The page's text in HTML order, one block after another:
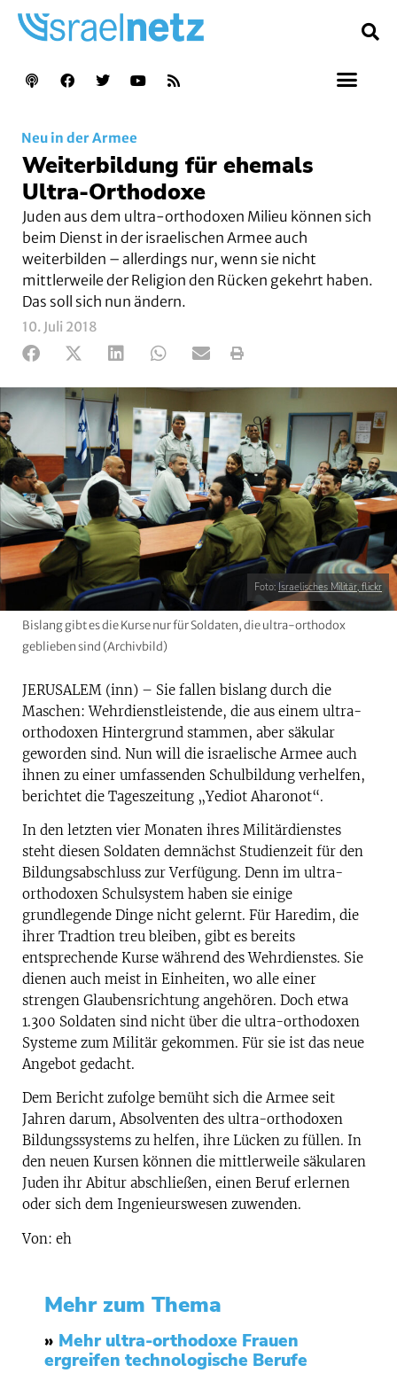
Neu in der Armee
Weiterbildung für ehemals
Ultra-Orthodoxe
Juden aus dem ultra-orthodoxen Milieu können sich
beim Dienst in der israelischen Armee auch
weiterbilden – allerdings nur, wenn sie nicht
mittlerweile der Religion den Rücken gekehrt haben.
Das soll sich nun ändern.
10. Juli 2018
Foto: Israelisches Militär, flickr
Bislang gibt es die Kurse nur für Soldaten, die ultra-orthodox
geblieben sind (Archivbild)
JERUSALEM (inn) – Sie fallen bislang durch die
Maschen: Wehrdienstleistende, die aus einem ultra-
orthodoxen Hintergrund stammen, aber säkular
geworden sind. Nun will die israelische Armee auch
ihnen zu einer umfassenden Schulbildung verhelfen,
berichtet die Tageszeitung „Yediot Aharonot“.
In den letzten vier Monaten ihres Militärdienstes
steht diesen Soldaten demnächst Studienzeit für den
Bildungsabschluss zur Verfügung. Denn im ultra-
orthodoxen Schulsystem haben sie einige
grundlegende Dinge nicht gelernt. Für Haredim, die
ihrer Tradtion treu bleiben, gibt es bereits
entsprechende Kurse während des Wehrdienstes. Sie
dienen auch meist in Einheiten, wo alle einer
strengen Glaubensrichtung angehören. Doch etwa
1.300 Soldaten sind nicht über die ultra-orthodoxen
Systeme zum Militär gekommen. Für sie ist das neue
Angebot gedacht.
Dem Bericht zufolge bemüht sich die Armee seit
Jahren darum, Absolventen des ultra-orthodoxen
Bildungssystems zu helfen, ihre Lücken zu füllen. In
den neuen Kursen können die mittlerweile säkularen
Juden ihr Abitur abschließen, einen Beruf erlernen
oder sich dem Ingenieurswesen zuwenden.
Von: eh
Mehr zum Thema
» Mehr ultra-orthodoxe Frauen
ergreifen technologische Berufe